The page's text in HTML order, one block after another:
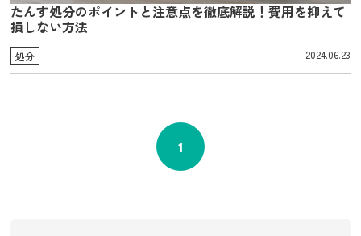
たんす処分のポイントと注意点を徹底解説！費用を抑えて
損しない方法
処分 2024.06.23
1